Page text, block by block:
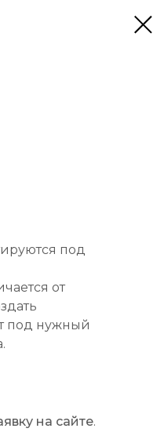
под
от
под нужный
на сайте.